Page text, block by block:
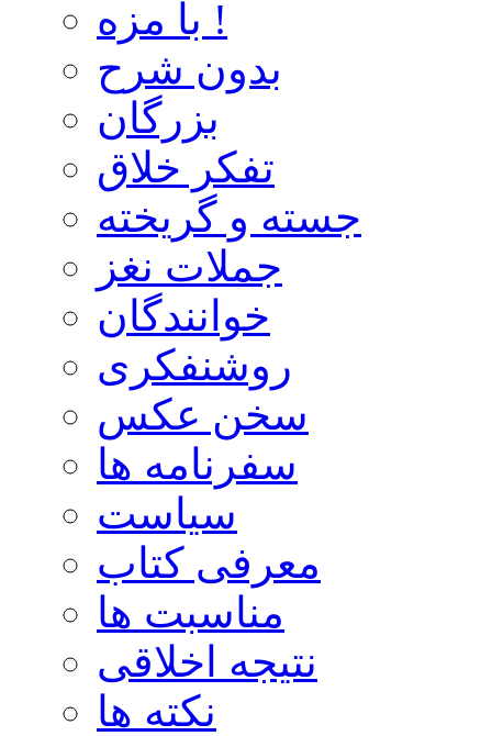
با مزه !
بدون شرح
بزرگان
تفکر خلاق
جسته و گریخته
جملات نغز
خوانندگان
روشنفکری
سخن عکس
سفرنامه ها
سیاست
معرفی کتاب
مناسبت ها
نتیجه اخلاقی
نکته ها